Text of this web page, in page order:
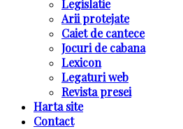
Legislatie
Arii protejate
Caiet de cantece
Jocuri de cabana
Lexicon
Legaturi web
Revista presei
Harta site
Contact